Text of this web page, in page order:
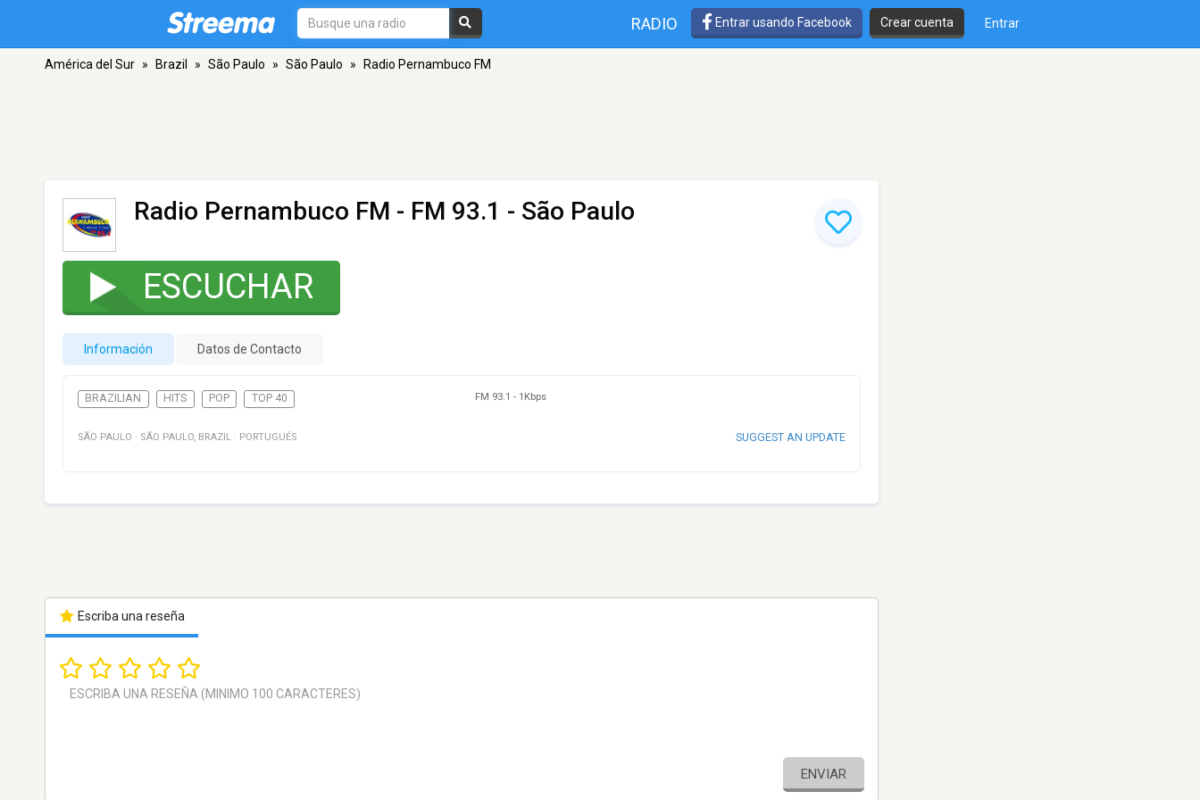
RADIO Entrar usando Facebook Crear cuenta Entrar
América del Sur » Brazil » São Paulo » São Paulo » Radio Pernambuco FM
Radio Pernambuco FM - FM 93.1 - São Paulo
ESCUCHAR
Información Datos de Contacto
BRAZILIAN HITS POP TOP 40 FM 93.1 - 1Kbps
SÃO PAULO · SÃO PAULO, BRAZIL · PORTUGUÉS SUGGEST AN UPDATE
Escriba una reseña
ENVIAR